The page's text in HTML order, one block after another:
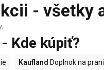
- všetky
Kde kúpiť?
Kaufland Doplnok na